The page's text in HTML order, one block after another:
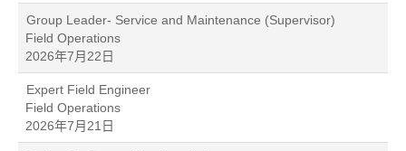
Group Leader- Service and Maintenance (Supervisor)
Field Operations
2026年7月22日
Expert Field Engineer
Field Operations
2026年7月21日